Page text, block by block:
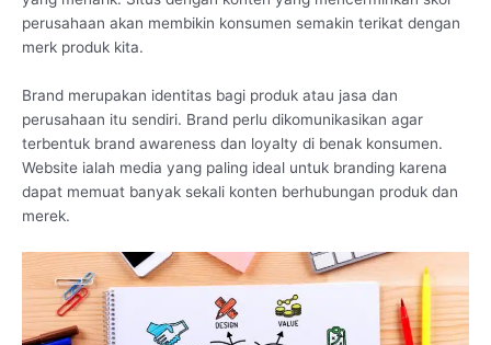
perusahaan akan membikin konsumen semakin terikat dengan
merk produk kita.
Brand merupakan identitas bagi produk atau jasa dan
perusahaan itu sendiri. Brand perlu dikomunikasikan agar
terbentuk brand awareness dan loyalty di benak konsumen.
Website ialah media yang paling ideal untuk branding karena
dapat memuat banyak sekali konten berhubungan produk dan
merek.